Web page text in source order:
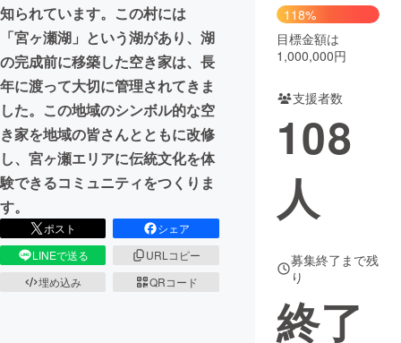
CAMPFIRE for Social Good
CAMPFIRE Creation
CAMPFIREふるさと納税machi-ya コミュニティ
知られています。この村には
「宮ヶ瀬湖」という湖があり、湖
の完成前に移築した空き家は、長
年に渡って大切に管理されてきま
した。この地域のシンボル的な空
き家を地域の皆さんとともに改修
し、宮ヶ瀬エリアに伝統文化を体
験できるコミュニティをつくりま
す。
ポスト
シェア
LINEで送る
URLコピー
埋め込み
QRコード
118%
目標金額は
1,000,000円
支援者数
108
人
募集終了まで残
り
終了